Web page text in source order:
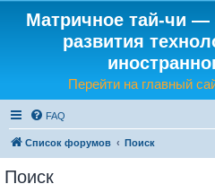
Матричное тай-чи —
развития
Перейти на главный
FAQ
Список форумов Поиск
Поиск